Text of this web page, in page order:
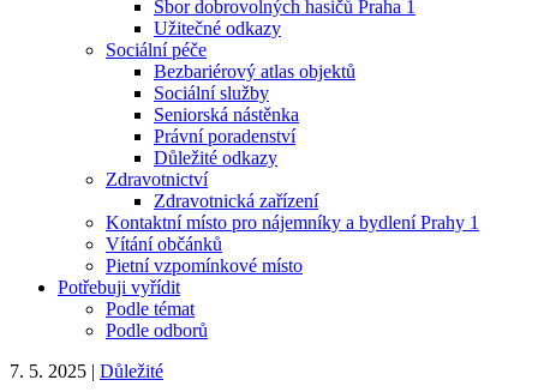
Sbor dobrovolných hasičů Praha 1
Užitečné odkazy
Sociální péče
Bezbariérový atlas objektů
Sociální služby
Seniorská nástěnka
Právní poradenství
Důležité odkazy
Zdravotnictví
Zdravotnická zařízení
Kontaktní místo pro nájemníky a bydlení Prahy 1
Vítání občánků
Pietní vzpomínkové místo
Potřebuji vyřídit
Podle témat
Podle odborů
7. 5. 2025 | Důležité